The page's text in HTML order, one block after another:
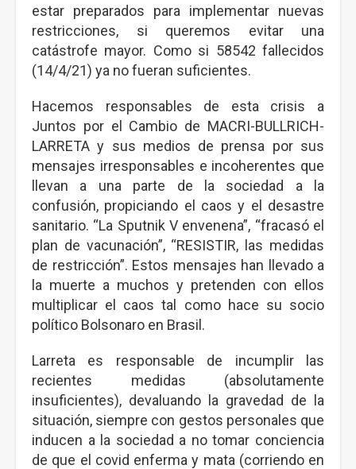
estar preparados para implementar nuevas
restricciones, si queremos evitar una
catástrofe mayor. Como si 58542 fallecidos
(14/4/21) ya no fueran suficientes.
Hacemos responsables de esta crisis a
Juntos por el Cambio de MACRI-BULLRICH-
LARRETA y sus medios de prensa por sus
mensajes irresponsables e incoherentes que
llevan a una parte de la sociedad a la
confusión, propiciando el caos y el desastre
sanitario. “La Sputnik V envenena”, “fracasó el
plan de vacunación”, “RESISTIR, las medidas
de restricción”. Estos mensajes han llevado a
la muerte a muchos y pretenden con ellos
multiplicar el caos tal como hace su socio
político Bolsonaro en Brasil.
Larreta es responsable de incumplir las
recientes medidas (absolutamente
insuficientes), devaluando la gravedad de la
situación, siempre con gestos personales que
inducen a la sociedad a no tomar conciencia
de que el covid enferma y mata (corriendo en